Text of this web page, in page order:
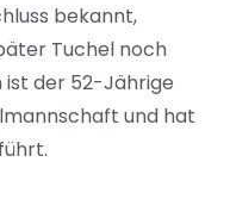
bekannt,
Tuchel noch
ist der 52-Jährige
und hat